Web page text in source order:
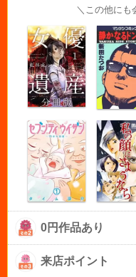
＼この他にも
0円作品あり
来店ポイント